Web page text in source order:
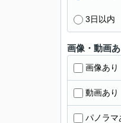
3日以内
画像・動画あ
画像あり
動画あり
パノラマ